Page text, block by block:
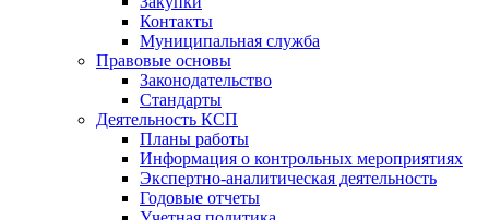
Контакты
Муниципальная служба
Правовые основы
Законодательство
Стандарты
Деятельность КСП
Планы работы
Информация о контрольных мероприятиях
Экспертно-аналитическая деятельность
Годовые отчеты